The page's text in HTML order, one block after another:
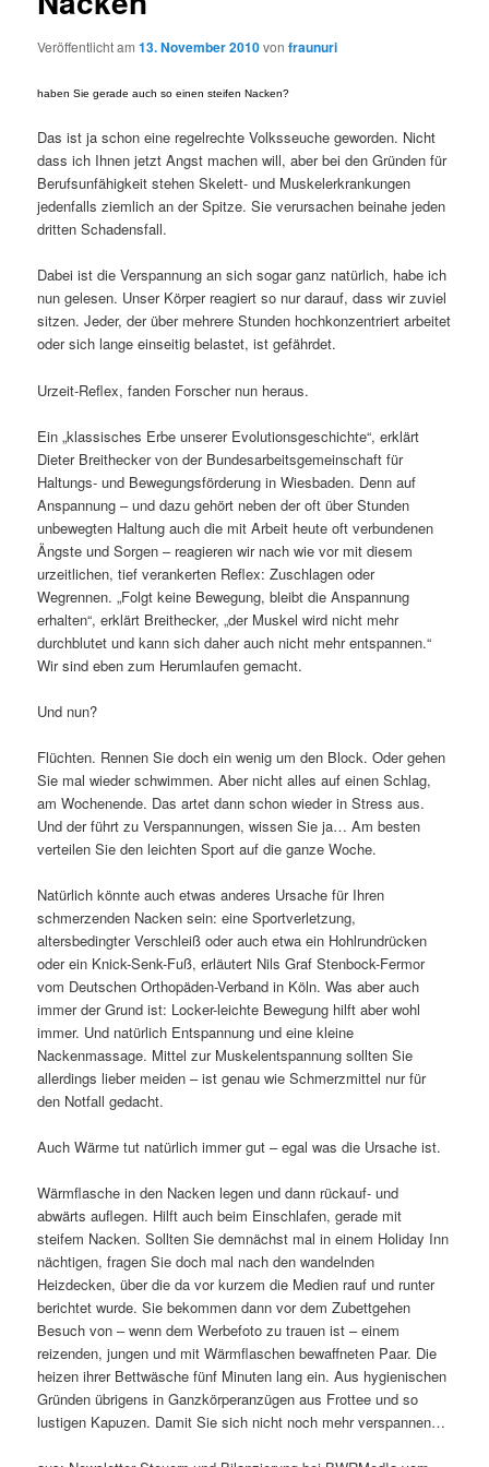
Veröffentlicht am13. November 2010vonfraunuri
haben Sie gerade auch so einen steifen Nacken?
Das ist ja schon eine regelrechte Volksseuche geworden. Nicht
dass ich Ihnen jetzt Angst machen will, aber bei den Gründen für
Berufsunfähigkeit stehen Skelett- und Muskelerkrankungen
jedenfalls ziemlich an der Spitze. Sie verursachen beinahe jeden
dritten Schadensfall.
Dabei ist die Verspannung an sich sogar ganz natürlich, habe ich
nun gelesen. Unser Körper reagiert so nur darauf, dass wir zuviel
sitzen. Jeder, der über mehrere Stunden hochkonzentriert arbeitet
oder sich lange einseitig belastet, ist gefährdet.
Urzeit-Reflex, fanden Forscher nun heraus.
Ein „klassisches Erbe unserer Evolutionsgeschichte“, erklärt
Dieter Breithecker von der Bundesarbeitsgemeinschaft für
Haltungs- und Bewegungsförderung in Wiesbaden. Denn auf
Anspannung – und dazu gehört neben der oft über Stunden
unbewegten Haltung auch die mit Arbeit heute oft verbundenen
Ängste und Sorgen – reagieren wir nach wie vor mit diesem
urzeitlichen, tief verankerten Reflex: Zuschlagen oder
Wegrennen. „Folgt keine Bewegung, bleibt die Anspannung
erhalten“, erklärt Breithecker, „der Muskel wird nicht mehr
durchblutet und kann sich daher auch nicht mehr entspannen.“
Wir sind eben zum Herumlaufen gemacht.
Und nun?
Flüchten. Rennen Sie doch ein wenig um den Block. Oder gehen
Sie mal wieder schwimmen. Aber nicht alles auf einen Schlag,
am Wochenende. Das artet dann schon wieder in Stress aus.
Und der führt zu Verspannungen, wissen Sie ja… Am besten
verteilen Sie den leichten Sport auf die ganze Woche.
Natürlich könnte auch etwas anderes Ursache für Ihren
schmerzenden Nacken sein: eine Sportverletzung,
altersbedingter Verschleiß oder auch etwa ein Hohlrundrücken
oder ein Knick-Senk-Fuß, erläutert Nils Graf Stenbock-Fermor
vom Deutschen Orthopäden-Verband in Köln. Was aber auch
immer der Grund ist: Locker-leichte Bewegung hilft aber wohl
immer. Und natürlich Entspannung und eine kleine
Nackenmassage. Mittel zur Muskelentspannung sollten Sie
allerdings lieber meiden – ist genau wie Schmerzmittel nur für
den Notfall gedacht.
Auch Wärme tut natürlich immer gut – egal was die Ursache ist.
Wärmflasche in den Nacken legen und dann rückauf- und
abwärts auflegen. Hilft auch beim Einschlafen, gerade mit
steifem Nacken. Sollten Sie demnächst mal in einem Holiday Inn
nächtigen, fragen Sie doch mal nach den wandelnden
Heizdecken, über die da vor kurzem die Medien rauf und runter
berichtet wurde. Sie bekommen dann vor dem Zubettgehen
Besuch von – wenn dem Werbefoto zu trauen ist – einem
reizenden, jungen und mit Wärmflaschen bewaffneten Paar. Die
heizen ihrer Bettwäsche fünf Minuten lang ein. Aus hygienischen
Gründen übrigens in Ganzkörperanzügen aus Frottee und so
lustigen Kapuzen. Damit Sie sich nicht noch mehr verspannen…